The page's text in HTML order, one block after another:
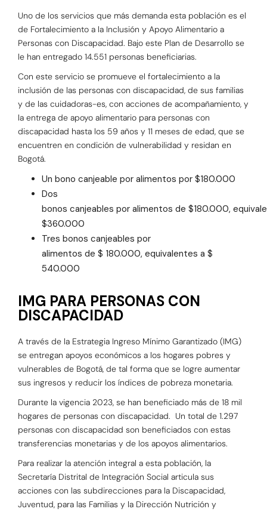
Uno de los servicios que más demanda esta población es el
de Fortalecimiento a la Inclusión y Apoyo Alimentario a
Personas con Discapacidad. Bajo este Plan de Desarrollo se
le han entregado 14.551 personas beneficiarias.
Con este servicio se promueve el fortalecimiento a la
inclusión de las personas con discapacidad, de sus familias
y de las cuidadoras-es, con acciones de acompañamiento, y
la entrega de apoyo alimentario para personas con
discapacidad hasta los 59 años y 11 meses de edad, que se
encuentren en condición de vulnerabilidad y residan en
Bogotá.
Un bono canjeable por alimentos por $180.000
Dos
bonos canjeables por alimentos de $180.000,
$360.000
Tres bonos canjeables por
alimentos de $ 180.000, equivalentes a $
540.000
IMG PARA PERSONAS CON
DISCAPACIDAD
A través de la Estrategia Ingreso Mínimo Garantizado (IMG)
se entregan apoyos económicos a los hogares pobres y
vulnerables de Bogotá, de tal forma que se logre aumentar
sus ingresos y reducir los índices de pobreza monetaria.
Durante la vigencia 2023, se han beneficiado más de 18 mil
hogares de personas con discapacidad. Un total de 1.297
personas con discapacidad son beneficiados con estas
transferencias monetarias y de los apoyos alimentarios.
Para realizar la atención integral a esta población, la
Secretaría Distrital de Integración Social articula sus
acciones con las subdirecciones para la Discapacidad,
Juventud, para las Familias y la Dirección Nutrición y